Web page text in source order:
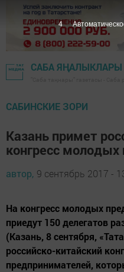
САБА ЯҢАЛЫКЛАРЫ
САБИНСКИЕ ЗОРИ
Казань примет
конгресс
автор, 9 сентябрь 2017 -
На конгресс молодых
приедут 150 делегатов
(Казань, 8 сентября,
российско-китайский
предпринимателей,
3